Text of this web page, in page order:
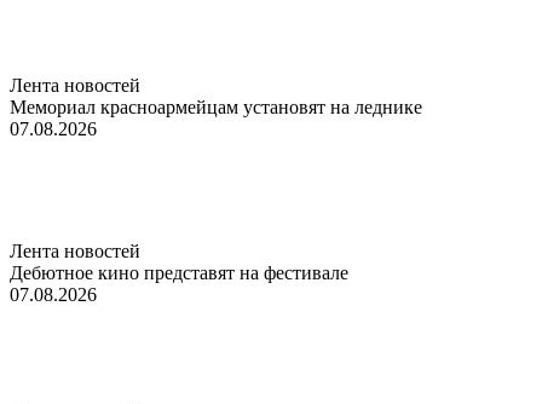
Лента новостей
Мемориал красноармейцам установят на леднике
07.08.2026
Лента новостей
Дебютное кино представят на фестивале
07.08.2026